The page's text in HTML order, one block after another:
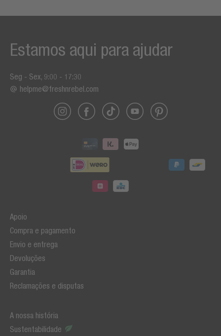
Apoio
Compra e pagamento
Envio e entrega
Devoluções
Garantia
Reclamações e disputas
A nossa história
Sustentabilidade
Estamos aqui para ajudar
Seg - Sex, 9:00 - 17:30
helpme@freshnrebel.com